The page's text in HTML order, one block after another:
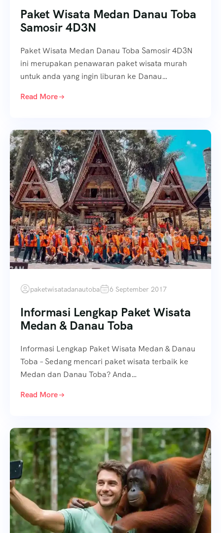
Paket Wisata Medan Danau Toba
Samosir 4D3N
Paket Wisata Medan Danau Toba Samosir 4D3N
ini merupakan penawaran paket wisata murah
untuk anda yang ingin liburan ke Danau…
Read More
paketwisatadanautoba 6 September 2017
Informasi Lengkap Paket Wisata
Medan & Danau Toba
Informasi Lengkap Paket Wisata Medan & Danau
Toba – Sedang mencari paket wisata terbaik ke
Medan dan Danau Toba? Anda…
Read More